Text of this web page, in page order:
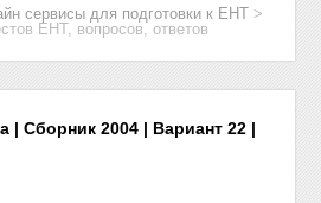
сервисы для подготовки к ЕНТ >
ЕНТ, вопросов, ответов
| Сборник 2004 | Вариант 22 |